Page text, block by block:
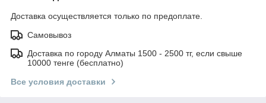
Доставка осуществляется только по предоплате.
Самовывоз
Доставка по городу Алматы 1500 - 2500 тг, если свыше
10000 тенге (бесплатно)
Все условия доставки